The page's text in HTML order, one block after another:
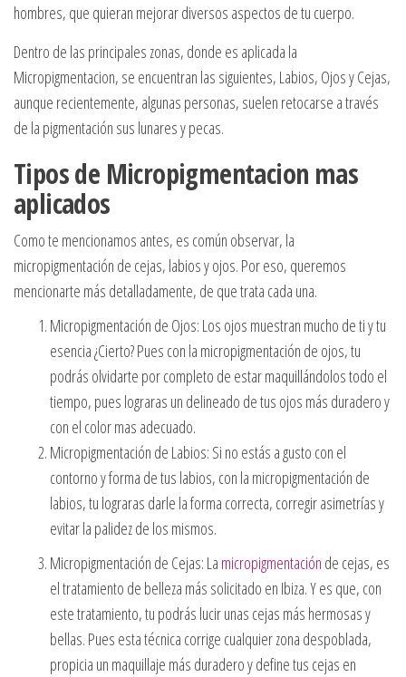
hombres, que quieran mejorar diversos aspectos de tu cuerpo.
Dentro de las principales zonas, donde es aplicada la
Micropigmentacion, se encuentran las siguientes, Labios, Ojos y Cejas,
aunque recientemente, algunas personas, suelen retocarse a través
de la pigmentación sus lunares y pecas.
Tipos de Micropigmentacion mas
aplicados
Como te mencionamos antes, es común observar, la
micropigmentación de cejas, labios y ojos. Por eso, queremos
mencionarte más detalladamente, de que trata cada una.
Micropigmentación de Ojos: Los ojos muestran mucho de ti y tu
esencia ¿Cierto? Pues con la micropigmentación de ojos, tu
podrás olvidarte por completo de estar maquillándolos todo el
tiempo, pues lograras un delineado de tus ojos más duradero y
con el color mas adecuado.
Micropigmentación de Labios: Si no estás a gusto con el
contorno y forma de tus labios, con la micropigmentación de
labios, tu lograras darle la forma correcta, corregir asimetrías y
evitar la palidez de los mismos.
Micropigmentación de Cejas: La micropigmentación de cejas, es
el tratamiento de belleza más solicitado en Ibiza. Y es que, con
este tratamiento, tu podrás lucir unas cejas más hermosas y
bellas. Pues esta técnica corrige cualquier zona despoblada,
propicia un maquillaje más duradero y define tus cejas en